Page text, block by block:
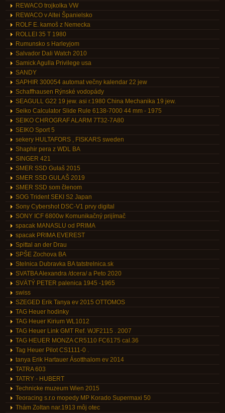
REWACO trojkolka VW
REWACO v Altei Španielsko
ROLF E. kamoš z Nemecka
ROLLEI 35 T 1980
Rumunsko s Harleyjom
Salvador Dali Watch 2010
Samick Agulla Privilege usa
SANDY
SAPHIR 300054 automat večny kalendar 22 jew
Schaffhausen Rýnské vodopády
SEAGULL G22 19 jew. asi r.1980 China Mechanika 19 jew.
Seiko Calculator Slide Rule 6138-7000 44 mm - 1975
SEIKO CHROGRAF ALARM 7T32-7A80
SEIKO Sport 5
sekery HULTAFORS , FISKARS sweden
Shaphir pera z WDL BA
SINGER 421
SMER SSD Gulaš 2015
SMER SSD GULAŠ 2019
SMER SSD som členom
SOG Trident SEKI S2 Japan
Sony Cybershot DSC-V1 prvy digital
SONY ICF 6800w Komunikačný prijímač
spacak MANASLU od PRIMA
spacak PRIMA EVEREST
Spittal an der Drau
SPŠE Zochova BA
Stelnica Dubravka BA tatstrelnica.sk
SVATBA Alexandra /dcera/ a Peto 2020
SVÄTÝ PETER palenica 1945 -1965
swiss
SZEGED Erik Tanya ev 2015 OTTOMOS
TAG Heuer hodinky
TAG Heuer Kirium WL1012
TAG Heuer Link GMT Ref. WJF2115 . 2007
TAG HEUER MONZA CR5110 FC6175 cal.36
Tag Heuer Pilot CS1111-0 .
tanya Erik Hartauer Ásotthalom ev 2014
TATRA 603
TATRY - HUBERT
Technicke muzeum Wien 2015
Teoracing s.r.o mopedy MP Korado Supermaxi 50
Thám Zoltan nar.1913 môj otec